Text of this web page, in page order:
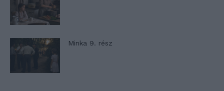
Minka 9. rész